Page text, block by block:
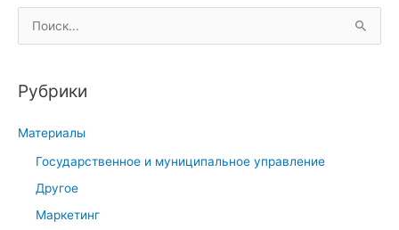
о
с
:
Рубрики
Материалы
Государственное и муниципальное управление
Другое
Маркетинг